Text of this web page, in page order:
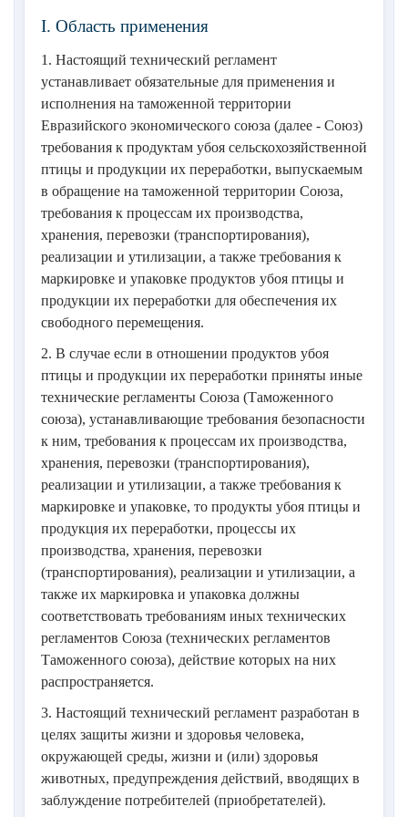
продукции из мяса птицы
XIII. Обеспечение соответствия продуктов убоя птицы
и продукции из мяса птицы требованиям
безопасности
XIV. Оценка соответствия продуктов убоя птицы и
продукции из мяса птицы
XV. Маркировка единым знаком обращения
продукции на рынке Союза
XVI. Государственный контроль (надзор) за
соблюдением требований технического регламента
Приложение N 1
Приложение N 3
Таблица 1
Таблица 2
Таблица 3
Приложение N 4
Приложение N 5
Приложение N 6
Приложение N 7
Таблица 1
Таблица 2
Таблица 3
Таблица 4
Таблица 5
I. Область применения
1. Настоящий технический регламент
устанавливает обязательные для применения и
исполнения на таможенной территории
Евразийского экономического союза (далее - Союз)
требования к продуктам убоя сельскохозяйственной
птицы и продукции их переработки, выпускаемым
в обращение на таможенной территории Союза,
требования к процессам их производства,
хранения, перевозки (транспортирования),
реализации и утилизации, а также требования к
маркировке и упаковке продуктов убоя птицы и
продукции их переработки для обеспечения их
свободного перемещения.
2. В случае если в отношении продуктов убоя
птицы и продукции их переработки приняты иные
технические регламенты Союза (Таможенного
союза), устанавливающие требования безопасности
к ним, требования к процессам их производства,
хранения, перевозки (транспортирования),
реализации и утилизации, а также требования к
маркировке и упаковке, то продукты убоя птицы и
продукция их переработки, процессы их
производства, хранения, перевозки
(транспортирования), реализации и утилизации, а
также их маркировка и упаковка должны
соответствовать требованиям иных технических
регламентов Союза (технических регламентов
Таможенного союза), действие которых на них
распространяется.
3. Настоящий технический регламент разработан в
целях защиты жизни и здоровья человека,
окружающей среды, жизни и (или) здоровья
животных, предупреждения действий, вводящих в
заблуждение потребителей (приобретателей).